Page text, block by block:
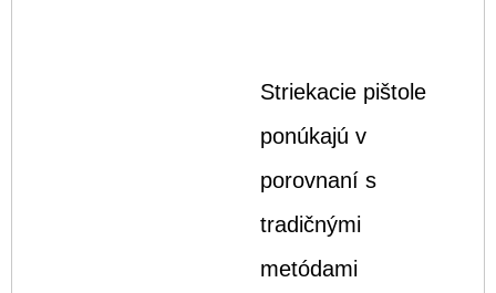
Striekacie pištole
ponúkajú v
porovnaní s
tradičnými
metódami